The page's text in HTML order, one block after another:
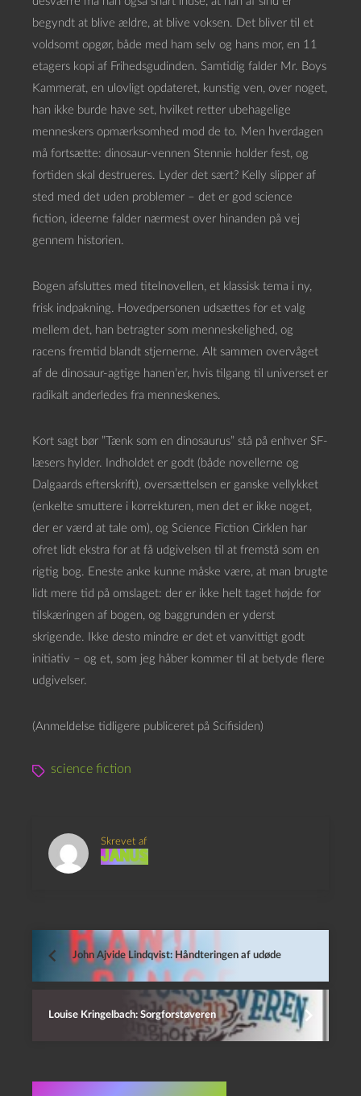
begyndt at blive ældre, at blive voksen. Det bliver til et
voldsomt opgør, både med ham selv og hans mor, en 11
etagers kopi af Frihedsgudinden. Samtidig falder Mr. Boys
Kammerat, en ulovligt opdateret, kunstig ven, over noget,
han ikke burde have set, hvilket retter ubehagelige
menneskers opmærksomhed mod de to. Men hverdagen
må fortsætte: dinosaur-vennen Stennie holder fest, og
fortiden skal destrueres. Lyder det sært? Kelly slipper af
sted med det uden problemer – det er god science
fiction, ideerne falder nærmest over hinanden på vej
gennem historien.
Bogen afsluttes med titelnovellen, et klassisk tema i ny,
frisk indpakning. Hovedpersonen udsættes for et valg
mellem det, han betragter som menneskelighed, og
racens fremtid blandt stjernerne. Alt sammen overvåget
af de dinosaur-agtige hanen’er, hvis tilgang til universet er
radikalt anderledes fra menneskenes.
Kort sagt bør ”Tænk som en dinosaurus” stå på enhver SF-
læsers hylder. Indholdet er godt (både novellerne og
Dalgaards efterskrift), oversættelsen er ganske vellykket
(enkelte smuttere i korrekturen, men det er ikke noget,
der er værd at tale om), og Science Fiction Cirklen har
ofret lidt ekstra for at få udgivelsen til at fremstå som en
rigtig bog. Eneste anke kunne måske være, at man brugte
lidt mere tid på omslaget: der er ikke helt taget højde for
tilskæringen af bogen, og baggrunden er yderst
skrigende. Ikke desto mindre er det et vanvittigt godt
initiativ – og et, som jeg håber kommer til at betyde flere
udgivelser.
(Anmeldelse tidligere publiceret på Scifisiden)
science fiction
Skrevet af
Janus
John Ajvide Lindqvist: Håndteringen af udøde
Louise Kringelbach: Sorgforstøveren